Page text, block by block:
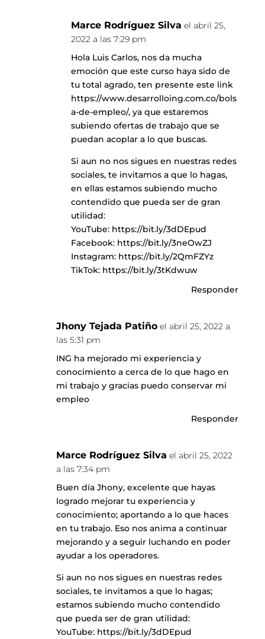
Marce Rodríguez Silva el abril 25,
2022 a las 7:29 pm
Hola Luis Carlos, nos da mucha
emoción que este curso haya sido de
tu total agrado, ten presente este link
https://www.desarrolloing.com.co/bols
a-de-empleo/, ya que estaremos
subiendo ofertas de trabajo que se
puedan acoplar a lo que buscas.
Si aun no nos sigues en nuestras redes
sociales, te invitamos a que lo hagas,
en ellas estamos subiendo mucho
contendido que pueda ser de gran
utilidad:
YouTube: https://bit.ly/3dDEpud
Facebook: https://bit.ly/3neOwZJ
Instagram: https://bit.ly/2QmFZYz
TikTok: https://bit.ly/3tKdwuw
Responder
Jhony Tejada Patiño el abril 25, 2022 a
las 5:31 pm
ING ha mejorado mi experiencia y
conocimiento a cerca de lo que hago en
mi trabajo y gracias puedo conservar mi
empleo
Responder
Marce Rodríguez Silva el abril 25, 2022
a las 7:34 pm
Buen día Jhony, excelente que hayas
logrado mejorar tu experiencia y
conocimiento; aportando a lo que haces
en tu trabajo. Eso nos anima a continuar
mejorando y a seguir luchando en poder
ayudar a los operadores.
Si aun no nos sigues en nuestras redes
sociales, te invitamos a que lo hagas;
estamos subiendo mucho contendido
que pueda ser de gran utilidad:
YouTube: https://bit.ly/3dDEpud